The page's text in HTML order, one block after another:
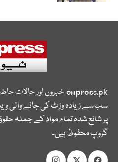
express.pkخبروں اور حالات
سب سے زیادہ وزٹ کی جانے والی
پر شائع شدہ تمام مواد کے جملہ
گروپ محفوظ ہیں۔